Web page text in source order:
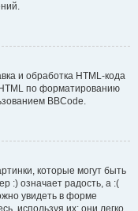
и обработка HTML-кода
по форматированию
BBCode.
которые могут быть
:) означает радость, а :(
увидеть в форме
используя их: они легко